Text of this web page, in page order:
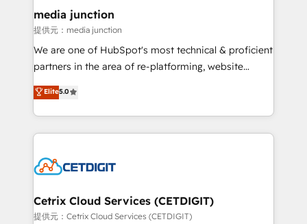
Mexico, USA, and Portugal—we've executed over a
hundred successful operations. Our approach,
rooted in RevOps principles, integrates analysis,
training, planning, and qualification. Leveraging
inbound marketing tactics, we focus on
understanding, nurturing, and converting leads.
competitive market.
media junction
提供元：media junction
We are one of HubSpot's most technical & proficient
partners in the area of re-platforming, website
design & development. We specialize in multi-hub
implementations for mid-market & enterprise
companies. We are woman-owned, powered by
coffee, and we ❤️ dogs. We produce award-winning
Impact Award 🏆2022 Technical Expertise Impact
Award 🏆2020 Elite Solutions Partner 🏆2019
Integrations HubSpot Impact Award 🏆2019
Elite5.0
Cetrix Cloud Services (CETDIGIT)
提供元：Cetrix Cloud Services (CETDIGIT)